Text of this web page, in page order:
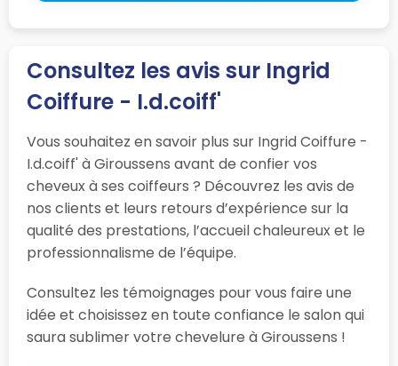
Consultez les avis sur Ingrid
Coiffure - I.d.coiff'
Vous souhaitez en savoir plus sur Ingrid Coiffure -
I.d.coiff' à Giroussens avant de confier vos
cheveux à ses coiffeurs ? Découvrez les avis de
nos clients et leurs retours d’expérience sur la
qualité des prestations, l’accueil chaleureux et le
professionnalisme de l’équipe.
Consultez les témoignages pour vous faire une
idée et choisissez en toute confiance le salon qui
saura sublimer votre chevelure à Giroussens !